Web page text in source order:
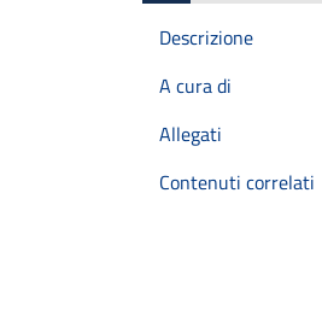
Descrizione
A cura di
Allegati
Contenuti correlati